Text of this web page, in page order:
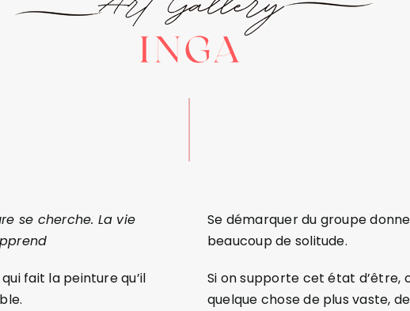
se cherche. La vie
fait la peinture qu’il
Se démarquer du groupe donne
beaucoup de solitude.
Si on supporte cet état d’être,
quelque chose de plus vaste,